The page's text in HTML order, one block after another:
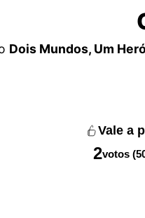
Dois Mundos, Um
Vale a
2votos